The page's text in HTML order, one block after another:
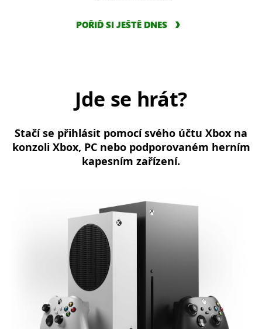
POŘIĎ SI JEŠTĚ DNES
Jde se hrát?
Stačí se přihlásit pomocí svého účtu Xbox na
konzoli Xbox, PC nebo podporovaném herním
kapesním zařízení.